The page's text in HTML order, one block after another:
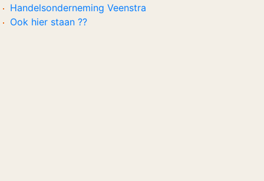
Handelsonderneming Veenstra
Ook hier staan ??